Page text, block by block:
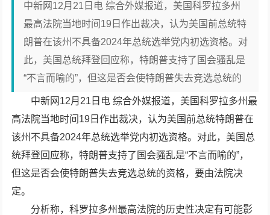
中新网12月21日电 综合外媒报道，美国科罗拉多州
最高法院当地时间19日作出裁决，认为美国前总统特
朗普在该州不具备2024年总统选举党内初选资格。对
此，美国总统拜登回应称，特朗普支持了国会骚乱是
“不言而喻的”，但这是否会使特朗普失去竞选总统的
中新网12月21日电 综合外媒报道，美国科罗拉多州最
高法院当地时间19日作出裁决，认为美国前总统特朗普在
该州不具备2024年总统选举党内初选资格。对此，美国总
统拜登回应称，特朗普支持了国会骚乱是“不言而喻的”，
但这是否会使特朗普失去竞选总统的资格，要由法院决
定。
分析称，科罗拉多州最高法院的历史性决定有可能影